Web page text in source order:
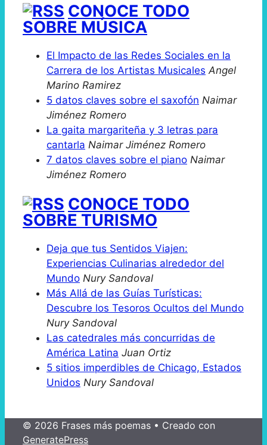
CONOCE TODO
SOBRE MÚSICA
El Impacto de las Redes Sociales en la
Carrera de los Artistas Musicales Angel
Marino Ramirez
5 datos claves sobre el saxofón Naimar
Jiménez Romero
La gaita margariteña y 3 letras para
cantarla Naimar Jiménez Romero
7 datos claves sobre el piano Naimar
Jiménez Romero
CONOCE TODO
SOBRE TURISMO
Deja que tus Sentidos Viajen:
Experiencias Culinarias alrededor del
Mundo Nury Sandoval
Más Allá de las Guías Turísticas:
Descubre los Tesoros Ocultos del Mundo
Nury Sandoval
Las catedrales más concurridas de
América Latina Juan Ortiz
5 sitios imperdibles de Chicago, Estados
Unidos Nury Sandoval
© 2026 Frases más poemas • Creado con
GeneratePress